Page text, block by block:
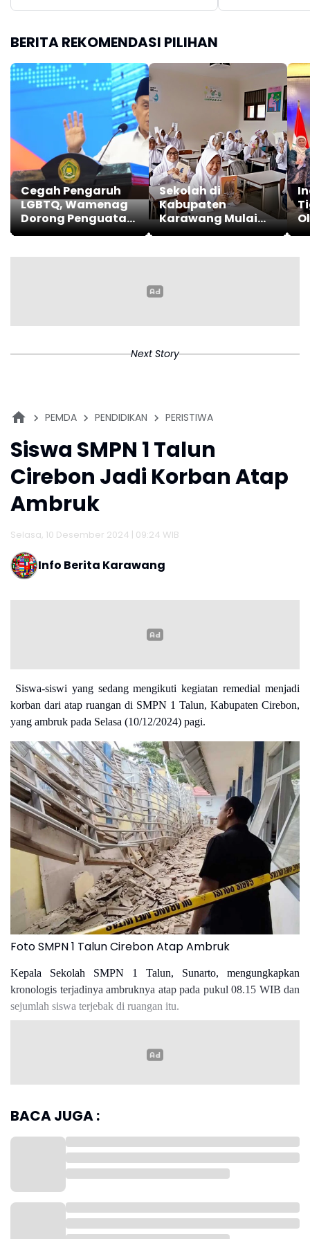
BERITA REKOMENDASI PILIHAN
Cegah Pengaruh
LGBTQ, Wamenag
Dorong Penguatan
Nilai Al-Qur'an
Sekolah di
Kabupaten
Karawang Mulai
Bagikan Modul
Next Story
PEMDA PENDIDIKAN PERISTIWA
Siswa SMPN 1 Talun
Cirebon Jadi Korban Atap
Ambruk
Selasa, 10 Desember 2024 | 09:24 WIB
Info Berita Karawang
Siswa-siswi yang sedang mengikuti kegiatan remedial menjadi
korban dari atap ruangan di SMPN 1 Talun, Kabupaten Cirebon,
yang ambruk pada Selasa (10/12/2024) pagi.
Foto SMPN 1 Talun Cirebon Atap Ambruk
Kepala Sekolah SMPN 1 Talun, Sunarto, mengungkapkan
kronologis terjadinya ambruknya atap pada pukul 08.15 WIB dan
sejumlah siswa terjebak di ruangan itu.
tidak ada angin tidak ada apa," ucapnya.
Spontan tutur Sunarto, semua guru keluar ruangan dan terkejut
dua ruangan tersebut terdapat sepuluh anak yang sedang
mengikuti remedial.
BACA JUGA :